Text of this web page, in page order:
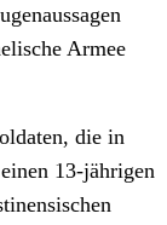
Armee
die in
13-jährigen